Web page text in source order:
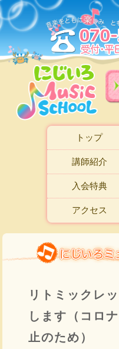
トップ
講師紹介
入会特典
アクセス
リトミックレ
します（コロ
止のため）